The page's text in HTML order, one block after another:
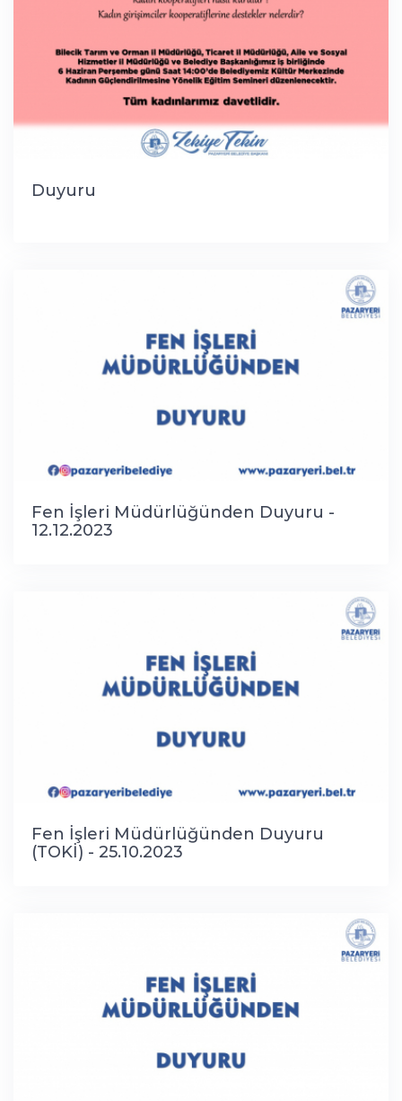
Duyuru
Fen İşleri Müdürlüğünden Duyuru -
12.12.2023
Fen İşleri Müdürlüğünden Duyuru
(TOKİ) - 25.10.2023